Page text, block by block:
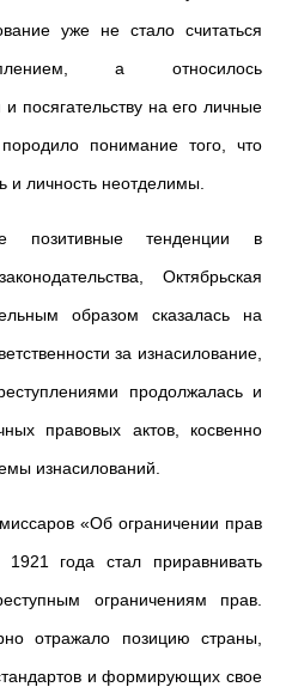
уже не стало считаться
а относилось
посягательству на его личные
понимание того, что
и личность неотделимы.
позитивные тенденции в
Октябрьская
образом сказалась на
за изнасилование,
продолжалась и
правовых актов, косвенно
изнасилований.
«Об ограничении прав
года стал приравнивать
ограничениям прав.
отражало позицию страны,
и формирующих свое